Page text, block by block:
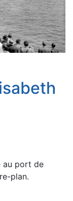
au port de
plan.